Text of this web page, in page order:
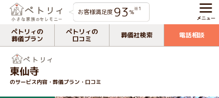
お客様満足度 93 %※1
ペトリィの
葬儀プラン
ペトリィの
口コミ
葬儀社検索 電話相談
東仙寺
のサービス内容・葬儀プラン・口コミ